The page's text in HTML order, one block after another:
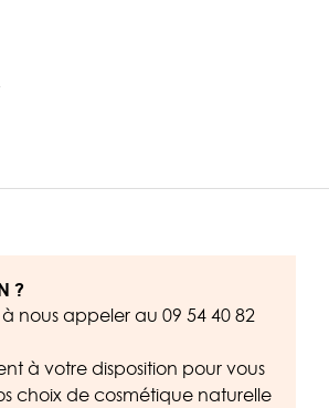
?
à nous appeler au 09 54 40 82
à votre disposition pour vous
choix de cosmétique naturelle